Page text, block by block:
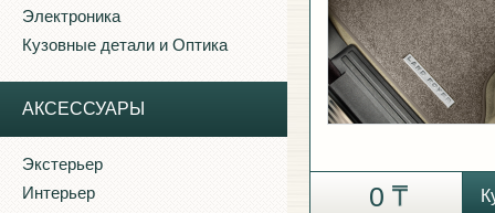
Электроника
Кузовные детали и Оптика
АКСЕССУАРЫ
Экстерьер
Интерьер
0